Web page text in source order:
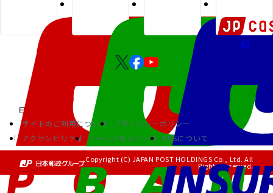
サイトのご利用について
プライバシーポリシー
アクセシビリティ
ソーシャルメディア RSSについて
Copyright (C) JAPAN POST HOLDINGS Co., Ltd. All
Rights Reserved.